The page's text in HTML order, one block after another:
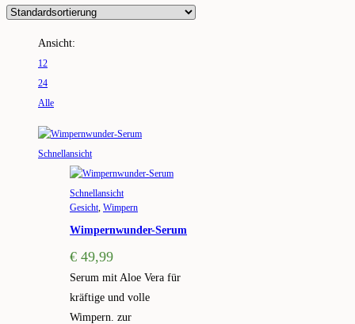
Ansicht:
12
24
Alle
Schnellansicht
Schnellansicht
Gesicht, Wimpern
Wimpernwunder-Serum
€ 49,99
Serum mit Aloe Vera für
kräftige und volle
Wimpern. zur